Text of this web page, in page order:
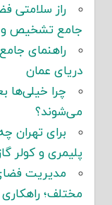
راز سلامتی
جامع تشخیص و
راهنمای
دریای عمان
چرا خیلی‌ها
می‌شوند؟
برای تهران
پلیمری و کولر
مدیریت
مختلف؛ راهکاری